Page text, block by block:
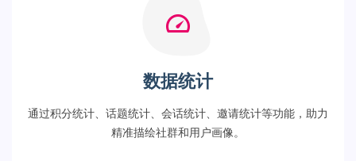
数据统计
通过积分统计、话题统计、会话统计、邀请统计等功能，助力
精准描绘社群和用户画像。